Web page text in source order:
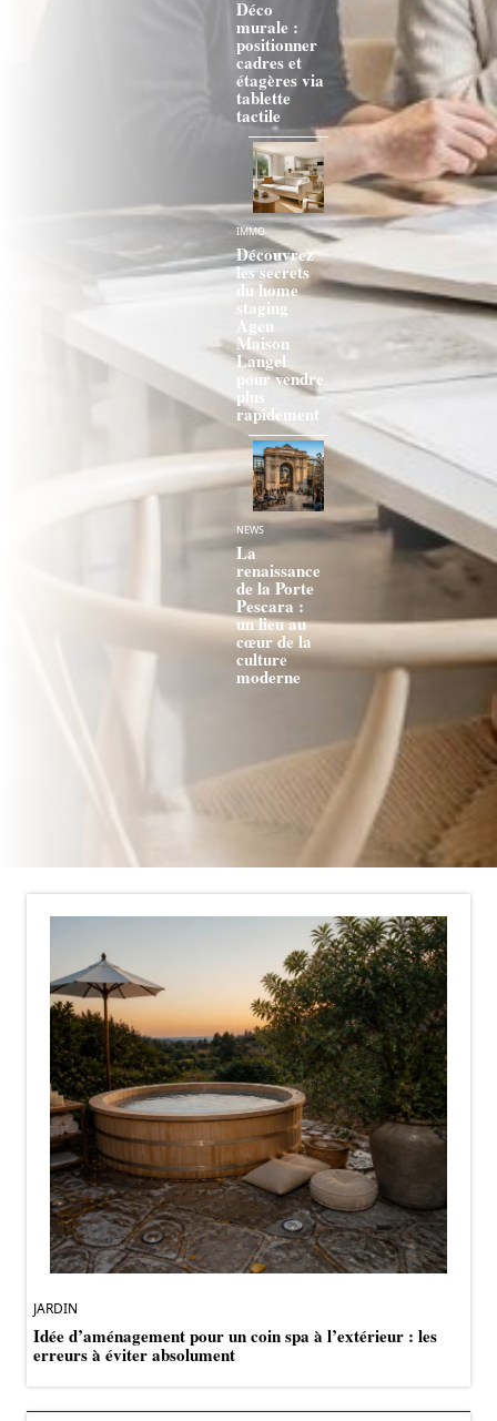
Déco
murale :
positionner
cadres et
étagères via
tablette
tactile
IMMO
Découvrez
les secrets
du home
staging
Agen
Maison
Langel
pour vendre
plus
rapidement
NEWS
La
renaissance
de la Porte
Pescara :
un lieu au
cœur de la
culture
moderne
JARDIN
Idée d’aménagement pour un coin spa à l’extérieur : les
erreurs à éviter absolument